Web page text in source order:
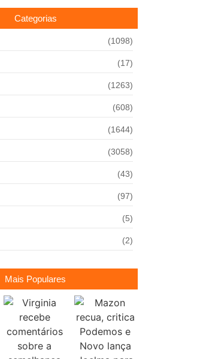
Mais Populares
Categorias
(1098)
(17)
(1263)
(608)
(1644)
(3058)
(43)
(97)
(5)
(2)